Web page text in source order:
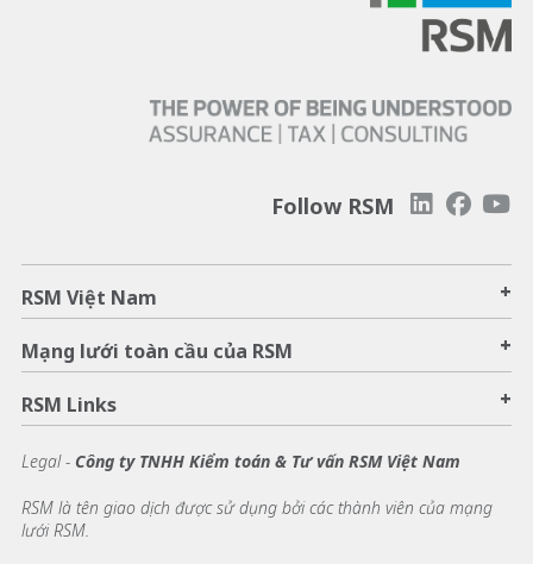
Follow RSM
RSM Việt Nam +
Mạng lưới toàn cầu của RSM +
RSM Links +
Legal - Công ty TNHH Kiểm toán & Tư vấn RSM Việt Nam
RSM là tên giao dịch được sử dụng bởi các thành viên của mạng
lưới RSM.